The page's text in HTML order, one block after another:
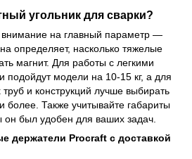
угольник для сварки?
на главный параметр —
определяет, насколько тяжелые
магнит. Для работы с легкими
подойдут модели на 10-15 кг, а для
и конструкций лучше выбирать
более. Также учитывайте габариты
он был удобен для ваших задач.
держатели Procraft с доставкой